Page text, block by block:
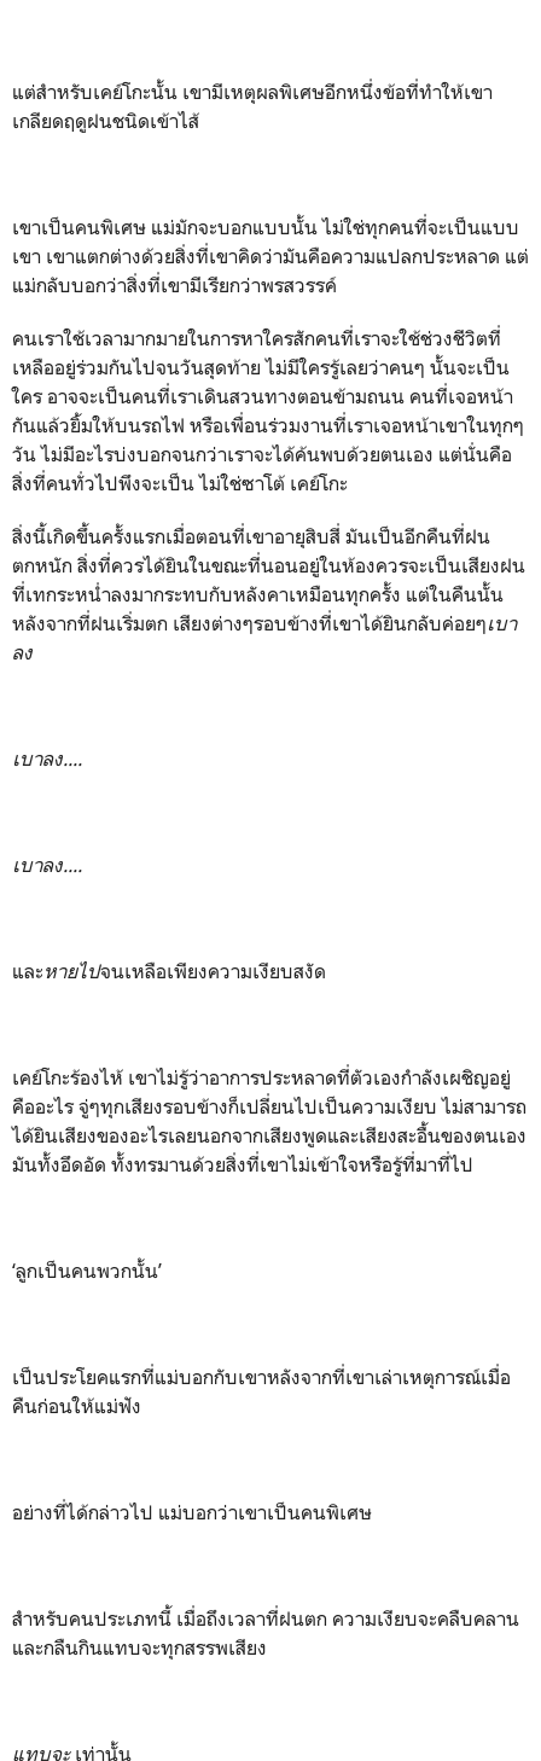
แต่สำหรับเคย์โกะนั้น เขามีเหตุผลพิเศษอีกหนึ่งข้อที่ทำให้เขา
เกลียดฤดูฝนชนิดเข้าไส้
เขาเป็นคนพิเศษ แม่มักจะบอกแบบนั้น ไม่ใช่ทุกคนที่จะเป็นแบบ
เขา เขาแตกต่างด้วยสิ่งที่เขาคิดว่ามันคือความแปลกประหลาด แต่
แม่กลับบอกว่าสิ่งที่เขามีเรียกว่าพรสวรรค์
คนเราใช้เวลามากมายในการหาใครสักคนที่เราจะใช้ช่วงชีวิตที่
เหลืออยู่ร่วมกันไปจนวันสุดท้าย ไม่มีใครรู้เลยว่าคนๆ นั้นจะเป็น
ใคร อาจจะเป็นคนที่เราเดินสวนทางตอนข้ามถนน คนที่เจอหน้า
กันแล้วยิ้มให้บนรถไฟ หรือเพื่อนร่วมงานที่เราเจอหน้าเขาในทุกๆ
วัน ไม่มีอะไรบ่งบอกจนกว่าเราจะได้ค้นพบด้วยตนเอง แต่นั่นคือ
สิ่งที่คนทั่วไปพึงจะเป็น ไม่ใช่ซาโต้ เคย์โกะ
สิ่งนี้เกิดขึ้นครั้งแรกเมื่อตอนที่เขาอายุสิบสี่ มันเป็นอีกคืนที่ฝน
ตกหนัก สิ่งที่ควรได้ยินในขณะที่นอนอยู่ในห้องควรจะเป็นเสียงฝน
ที่เทกระหน่ำลงมากระทบกับหลังคาเหมือนทุกครั้ง แต่ในคืนนั้น
หลังจากที่ฝนเริ่มตก เสียงต่างๆรอบข้างที่เขาได้ยินกลับค่อยๆเบา
ลง
เบาลง....
เบาลง....
และหายไปจนเหลือเพียงความเงียบสงัด
เคย์โกะร้องไห้ เขาไม่รู้ว่าอาการประหลาดที่ตัวเองกำลังเผชิญอยู่
คืออะไร จู่ๆทุกเสียงรอบข้างก็เปลี่ยนไปเป็นความเงียบ ไม่สามารถ
ได้ยินเสียงของอะไรเลยนอกจากเสียงพูดและเสียงสะอื้นของตนเอง
มันทั้งอึดอัด ทั้งทรมานด้วยสิ่งที่เขาไม่เข้าใจหรือรู้ที่มาที่ไป
‘ลูกเป็นคนพวกนั้น’
เป็นประโยคแรกที่แม่บอกกับเขาหลังจากที่เขาเล่าเหตุการณ์เมื่อ
คืนก่อนให้แม่ฟัง
อย่างที่ได้กล่าวไป แม่บอกว่าเขาเป็นคนพิเศษ
สำหรับคนประเภทนี้ เมื่อถึงเวลาที่ฝนตก ความเงียบจะคลืบคลาน
และกลืนกินแทบจะทุกสรรพเสียง
แทบจะเท่านั้น